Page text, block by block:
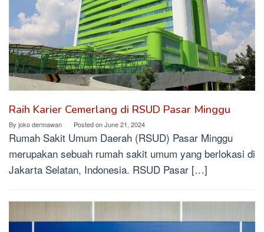
Raih Karier Cemerlang di RSUD Pasar Minggu
By joko dermawan Posted onJune 21, 2024
Rumah Sakit Umum Daerah (RSUD) Pasar Minggu
merupakan sebuah rumah sakit umum yang berlokasi di
Jakarta Selatan, Indonesia. RSUD Pasar […]